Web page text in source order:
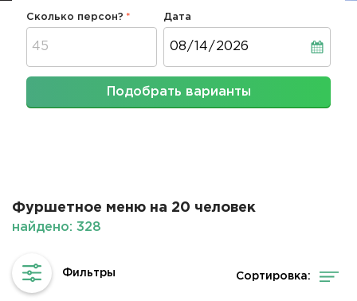
Сколько персон? Дата
Подобрать варианты
Фуршетное меню на 20 человек
найдено: 328
Сортировка: